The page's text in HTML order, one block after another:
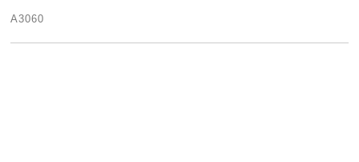
A3060